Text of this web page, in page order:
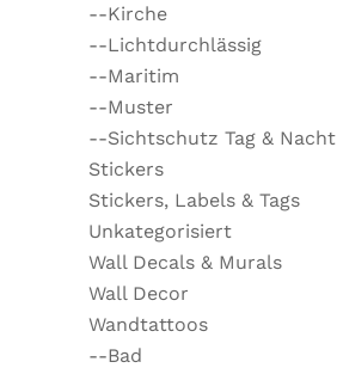
--Kirche
--Lichtdurchlässig
--Maritim
--Muster
--Sichtschutz Tag & Nacht
Stickers
Stickers, Labels & Tags
Unkategorisiert
Wall Decals & Murals
Wall Decor
Wandtattoos
--Bad